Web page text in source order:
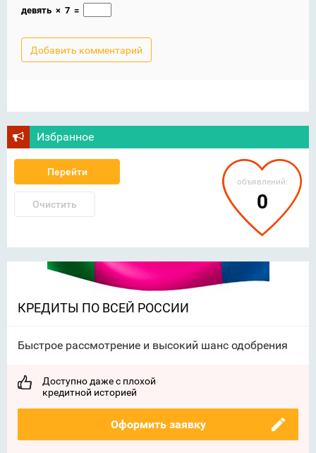
девять × 7 =
Избранное
Перейти
Очистить
объявлений:
0
КРЕДИТЫ ПО ВСЕЙ РОССИИ
Быстрое рассмотрение и высокий шанс одобрения
Доступно даже с плохой
кредитной историей
Оформить заявку